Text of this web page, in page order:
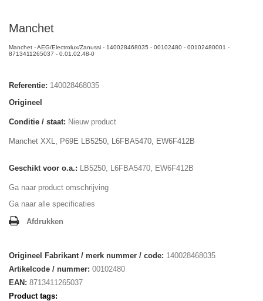
Manchet
Manchet - AEG/Electrolux/Zanussi - 140028468035 - 00102480 - 00102480001 -
8713411265037 - 0.01.02.48-0
Referentie: 140028468035
Origineel
Conditie / staat: Nieuw product
Manchet XXL, P69E LB5250, L6FBA5470, EW6F412B
Geschikt voor o.a.: LB5250, L6FBA5470, EW6F412B
Ga naar product omschrijving
Ga naar alle specificaties
Afdrukken
Origineel Fabrikant / merk nummer / code: 140028468035
Artikelcode / nummer: 00102480
EAN: 8713411265037
Product tags: